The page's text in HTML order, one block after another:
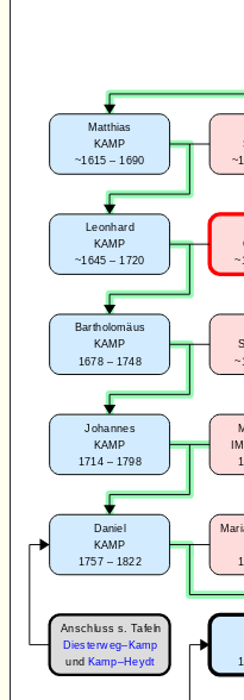
Daniel
KAMP
1757 – 1822
Johannes
KAMP
1714 – 1798
Bartholomäus
KAMP
1678 – 1748
Leonhard
KAMP
~1645 – 1720
Matthias
KAMP
~1615 – 1690
Anschluss s. Tafeln
Diesterweg–Kamp
undKamp–Heydt